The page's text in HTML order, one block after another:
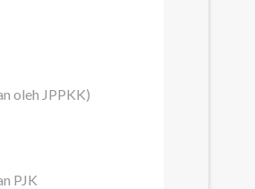
oleh JPPKK)
PJK